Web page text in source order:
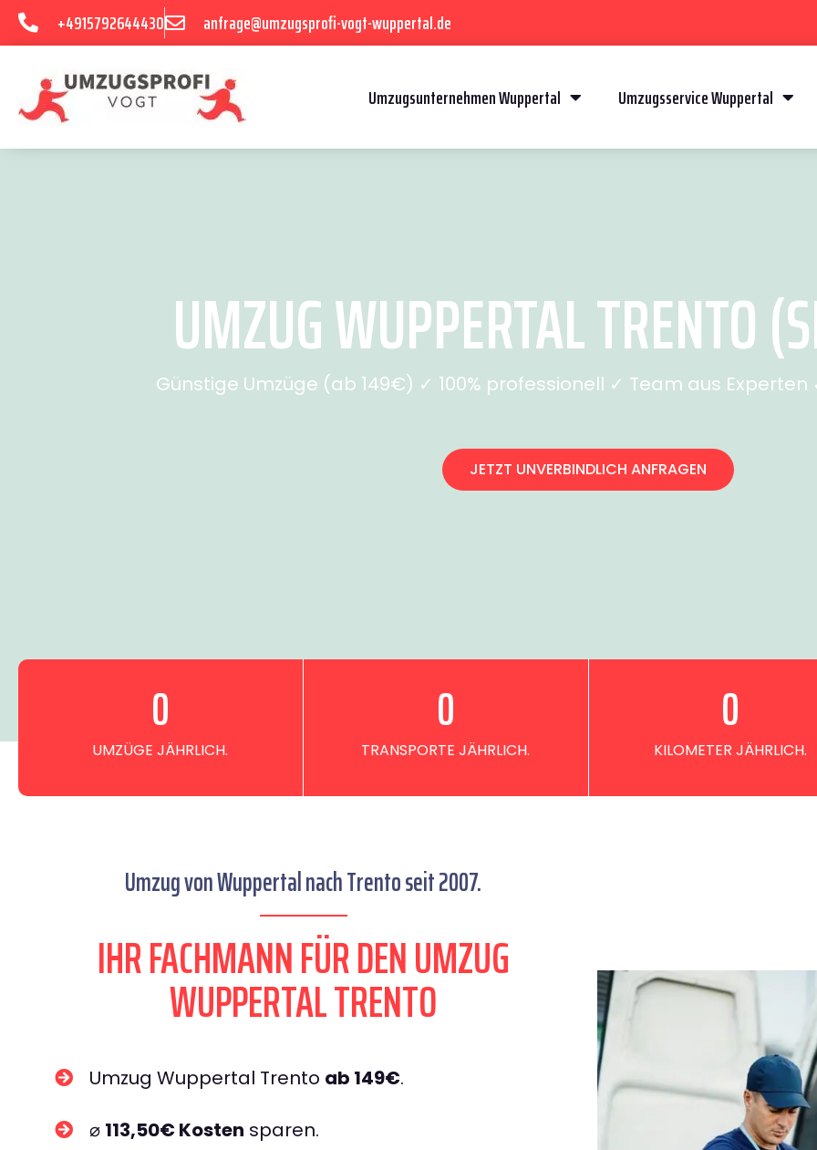
+4915792644430 anfrage@umzugsprofi-vogt-wuppertal.de
Umzugsunternehmen Wuppertal Umzugsservice Wuppertal
UMZUG WUPPERTAL TRENTO
Günstige Umzüge (ab 149€) ✓ 100% professionell ✓ Team aus
JETZT UNVERBINDLICH ANFRAGEN
UMZÜGE JÄHRLICH.
0
TRANSPORTE JÄHRLICH.
0
KILOMETER JÄHRLICH.
0
Umzug von Wuppertal nach Trento seit 2007.
IHR FACHMANN FÜR DEN UMZUG
WUPPERTAL TRENTO
Umzug Wuppertal Trento ab 149€.
⌀ 113,50€ Kosten sparen.